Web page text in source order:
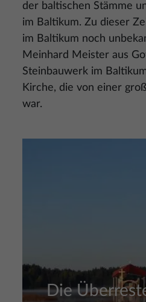
der baltischen Stämme
im Baltikum. Zu dieser
im Baltikum noch
Meinhard Meister aus
Steinbauwerk im
Kirche, die von einer
war.
Die